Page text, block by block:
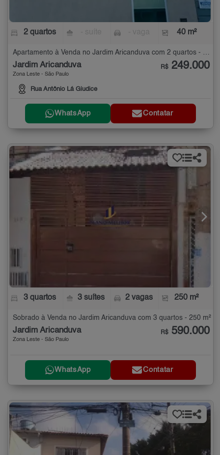
2 quartos 40 m²
Apartamento à Venda no Jardim Aricanduva com 2 quartos - 40 m²
Jardim Aricanduva
Zona Leste - São Paulo
Rua Antônio Lá Giudice
R$ 249.000
WhatsApp Contatar
3 quartos 3 suítes 2 vagas 250 m²
Sobrado à Venda no Jardim Aricanduva com 3 quartos - 250 m²
Jardim Aricanduva
Zona Leste - São Paulo
R$ 590.000
WhatsApp Contatar